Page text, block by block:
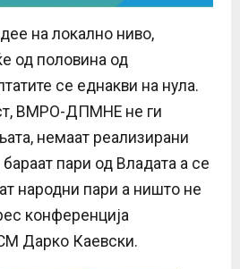
на локално ниво,
од половина од
се еднакви на нула.
ВМРО-ДПМНЕ не ги
немаат реализирани
пари од Владата а се
народни пари а ништо не
конференција
Дарко Каевски.